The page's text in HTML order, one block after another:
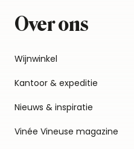
Over ons
Wijnwinkel
Kantoor & expeditie
Nieuws & inspiratie
Vinée Vineuse magazine